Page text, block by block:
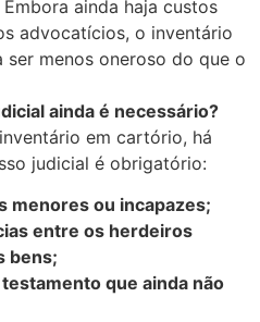
Embora ainda haja custos
advocatícios, o inventário
menos oneroso do que o
ainda é necessário?
em cartório, há
judicial é obrigatório:
menores ou incapazes;
entre os herdeiros
bens;
que ainda não